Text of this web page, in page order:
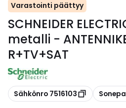
Varastointi päättyy
SCHNEIDER
metalli -
R+TV+SAT
Kopioi
Sähkönro 7516103 Kopioi